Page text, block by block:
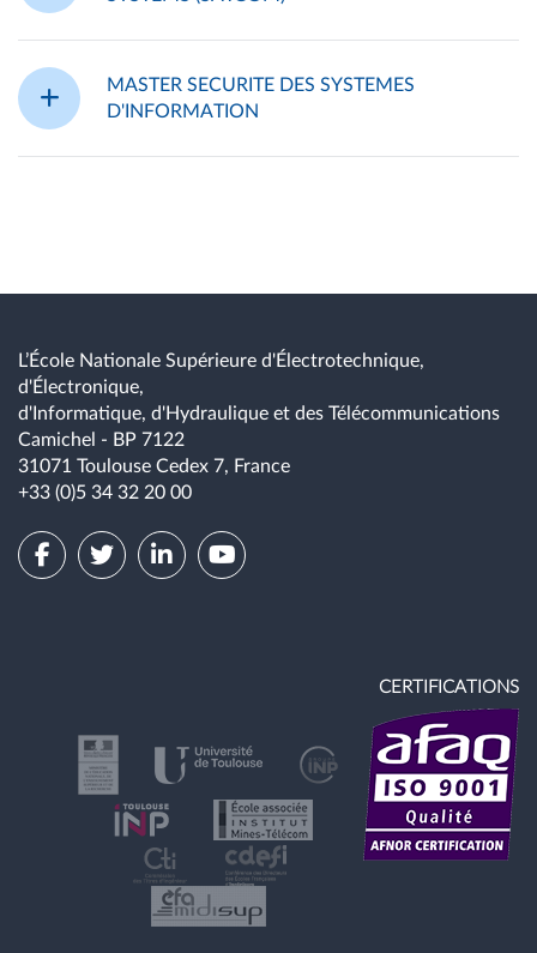
MASTER SECURITE DES SYSTEMES
D'INFORMATION
L’École Nationale Supérieure d'Électrotechnique,
d'Électronique,
d'Informatique, d'Hydraulique et des Télécommunications
Camichel - BP 7122
31071 Toulouse Cedex 7, France
+33 (0)5 34 32 20 00
CERTIFICATIONS